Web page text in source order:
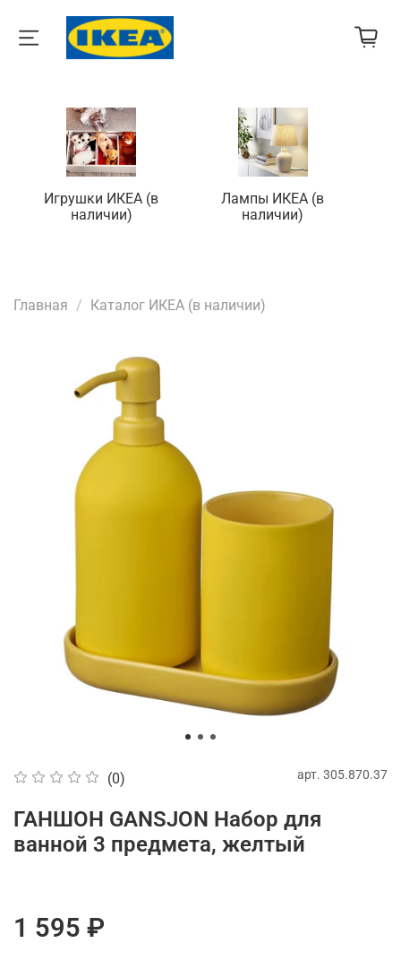
Игрушки ИКЕА (в
наличии)
Лампы ИКЕА (в
наличии)
Главная Каталог ИКЕА (в наличии)
(0) арт. 305.870.37
ГАНШОН GANSJОN Набор для
ванной 3 предмета, желтый
1 595 ₽